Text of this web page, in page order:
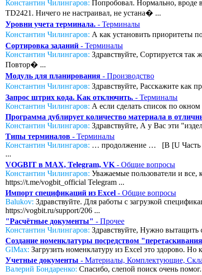
Константин Чилингаров: Попробовал. Нормально, вроде
TD2421. Ничего не настраивал, не устана� ...
Уровни учета терминала. - Терминалы
Константин Чилингаров: А как установить приоритеты
Сортировка заданий - Терминалы
Константин Чилингаров: Здравствуйте, Сортируется
Повтор� ...
Модуль для планирования - Производство
Константин Чилингаров: Здравствуйте, Расскажите как
Запрос штрих кода. Как отключить. - Терминалы
Константин Чилингаров: А если сделать список по
Программа дублирует количество материала в
Константин Чилингаров: Здравствуйте, А у Вас эти
Типы терминалов - Терминалы
Константин Чилингаров: … продолжение … [B [U Часть
...
VOGBIT в MAX, Telegram, VK - Общие вопросы
Константин Чилингаров: Уважаемые пользователи и
https://t.me/vogbit_official Telegram ...
Импорт спецификаций из Excel - Общие вопросы
Balukov: Здравствуйте. Для работы с загрузкой
https://vogbit.ru/support/206 ...
"Расчётные документы" - Прочее
Константин Чилингаров: Здравствуйте, Нужно вытащить
Создание номенклатуры посредством
GlMax: Загрузить номенклатуру из Excel это здорово.
Учетные документы - Материалы, Комплектующие,
Валерий Бондаренко: Спасибо, слепой поиск очень